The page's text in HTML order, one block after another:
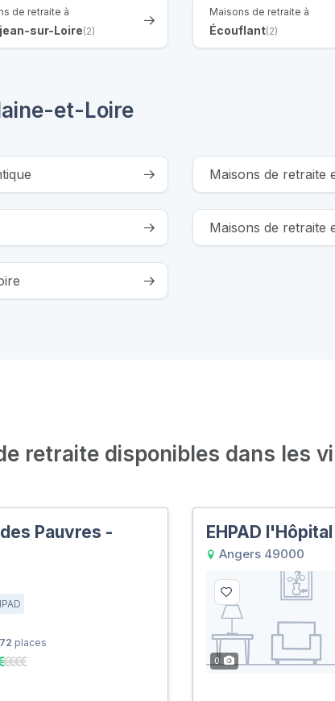
de retraite à
sur-Loire(2)
Maisons de retraite à
Écouflant(2)
et-Loire
Maisons de retraite
Maisons de retraite
retraite disponibles dans les
Pauvres -
places
EHPAD
Angers 49000
0